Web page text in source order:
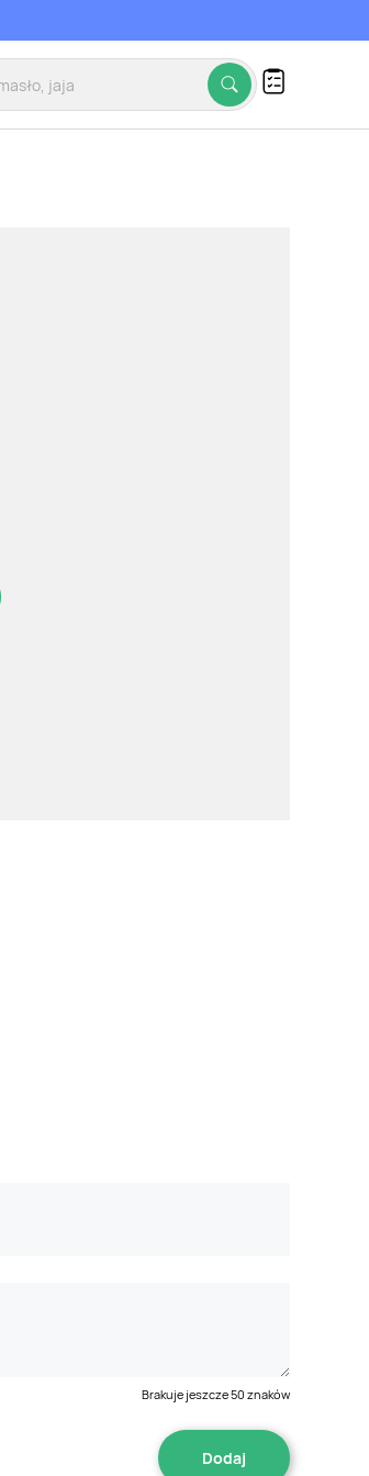
Brakuje jeszcze50 znaków